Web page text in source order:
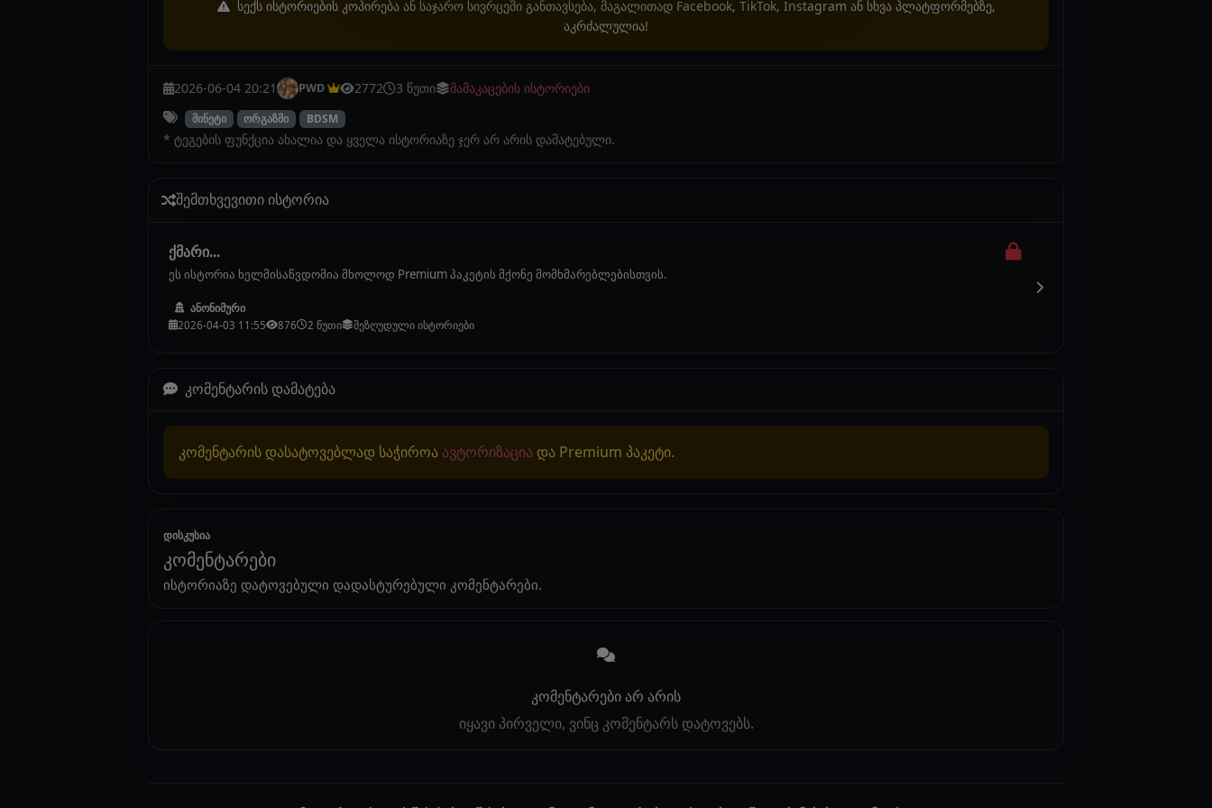
სექს ისტორიების კოპირება ან საჯარო სივრცეში განთავსება, მაგალითად Facebook, TikTok, Instagram ან სხვა პლატფორმებზე,
აკრძალულია!
2026-06-04 20:21 PWD 2772 3 წუთი მამაკაცების ისტორიები
მინეტი ორგაზმი BDSM
* ტეგების ფუნქცია ახალია და ყველა ისტორიაზე ჯერ არ არის დამატებული.
შემთხვევითი ისტორია
ქმარი...
ეს ისტორია ხელმისაწვდომია მხოლოდ Premium პაკეტის მქონე მომხმარებლებისთვის.
ანონიმური
2026-04-03 11:55 876 2 წუთი შეზღუდული ისტორიები
კომენტარის დამატება
კომენტარის დასატოვებლად საჭიროა ავტორიზაცია და Premium პაკეტი.
დისკუსია
კომენტარები
ისტორიაზე დატოვებული დადასტურებული კომენტარები.
კომენტარები არ არის
იყავი პირველი, ვინც კომენტარს დატოვებს.